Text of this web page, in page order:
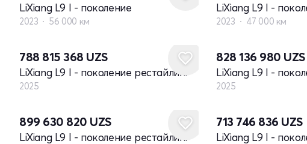
LiXiang L9 I - поколение
2023 56 000 км
LiXiang L9 I -
2023 47 000 км
788 815 368 UZS
LiXiang L9 I - поколение рестайлинг
2025
828 136 980 UZS
LiXiang L9 I -
2025
899 630 820 UZS
LiXiang L9 I - поколение рестайлинг
713 746 836 UZS
LiXiang L9 I -